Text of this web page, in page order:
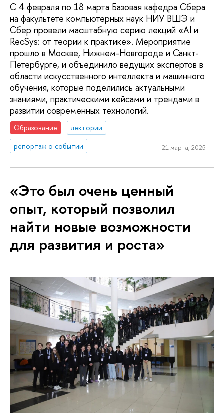
С 4 февраля по 18 марта Базовая кафедра Сбера
на факультете компьютерных наук НИУ ВШЭ и
Сбер провели масштабную серию лекций «AI и
RecSys: от теории к практике». Мероприятие
прошло в Москве, Нижнем-Новгороде и Санкт-
Петербурге, и объединило ведущих экспертов в
области искусственного интеллекта и машинного
обучения, которые поделились актуальными
знаниями, практическими кейсами и трендами в
развитии современных технологий.
Образование
лектории
репортаж о событии
21 марта, 2025 г.
«‎Это был очень ценный
опыт, который позволил
найти новые возможности
для развития и роста»